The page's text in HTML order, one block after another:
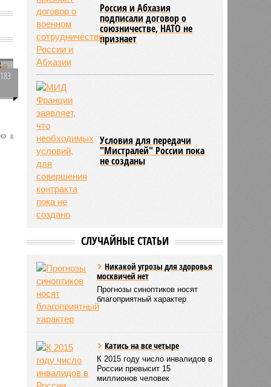
8
Россия и Абхазия
подписали договор о
союзничестве, НАТО не
признает
Условия для передачи
"Мистралей" России пока
не созданы
СЛУЧАЙНЫЕ СТАТЬИ
Никакой угрозы для здоровья
москвичей нет
Прогнозы синоптиков носят
благоприятный характер
Катись на все четыре
К 2015 году число инвалидов в
России превысит 15
миллионов человек